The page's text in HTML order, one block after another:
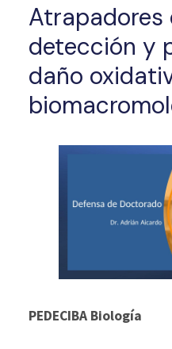
Atrapadores
detección y
daño
PEDECIBA Biología